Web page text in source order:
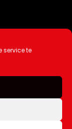
service te
AtSea